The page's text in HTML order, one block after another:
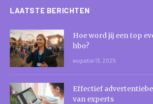
LAATSTE BERICHTEN
Hoe word jij een top
hbo?
augustus 13, 2025
Effectief
van experts